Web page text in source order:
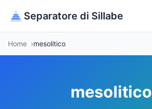
Separatore di Sillabe
Home mesolitico
mesolitico